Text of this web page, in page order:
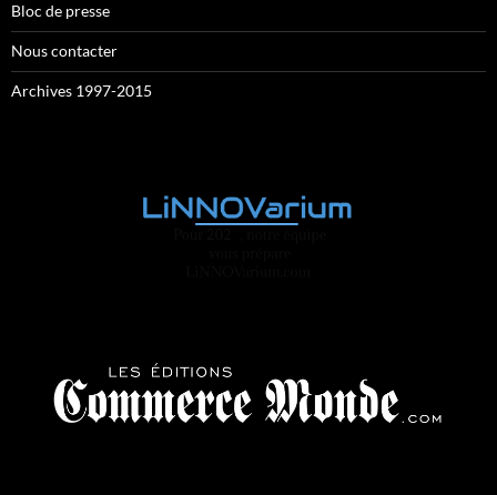
Bloc de presse
Nous contacter
Archives 1997-2015